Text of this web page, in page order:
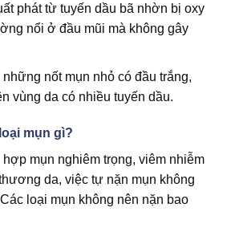
phát từ tuyến dầu bã nhờn bị oxy
nổi ở đầu mũi mà không gây
nốt mụn nhỏ có đầu trắng,
vùng da có nhiều tuyến dầu.
mụn gì?
mụn nghiêm trọng, viêm nhiễm
da, việc tự nặn mụn không
loại mụn không nên nặn bao